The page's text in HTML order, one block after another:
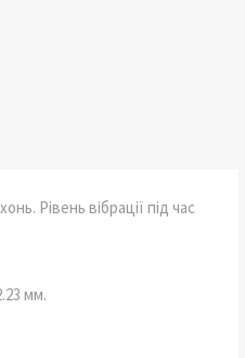
Рівень вібрації під час
мм.